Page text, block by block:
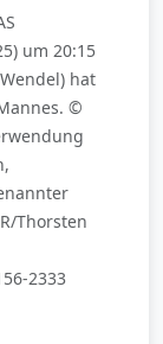
um 20:15
hat
©
Thorsten
2333